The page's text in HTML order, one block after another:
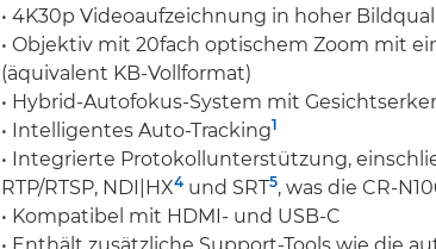
• 4K30p Videoaufzeichnung in hoher
• Objektiv mit 20fach optischem Zoom mit
(äquivalent KB-Vollformat)
• Hybrid-Autofokus-System mit
• Intelligentes Auto-Tracking1
• Integrierte Protokollunterstützung,
RTP/RTSP, NDI|HX4 und SRT5, was die CR-
• Kompatibel mit HDMI- und USB-C